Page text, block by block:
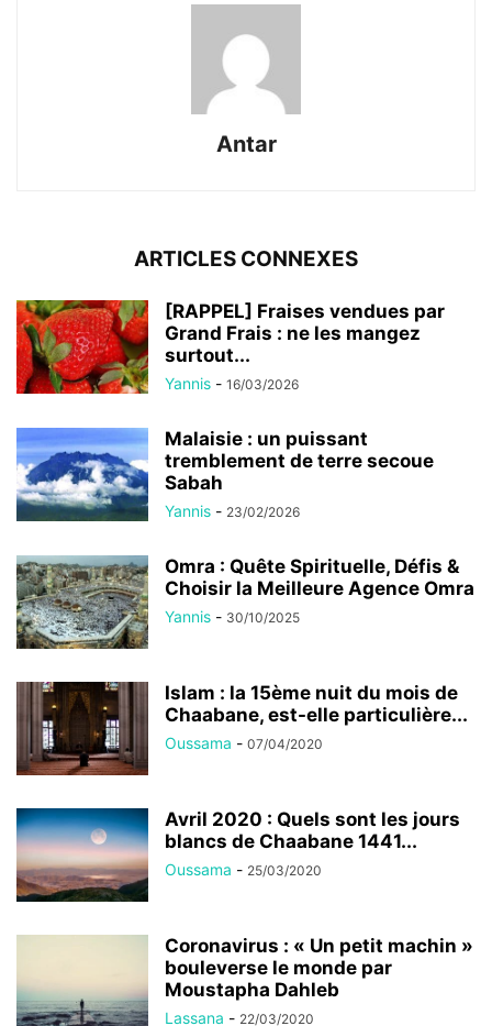
Antar
ARTICLES CONNEXES
[RAPPEL] Fraises vendues par
Grand Frais : ne les mangez
surtout...
Yannis - 16/03/2026
Malaisie : un puissant
tremblement de terre secoue
Sabah
Yannis - 23/02/2026
Omra : Quête Spirituelle, Défis &
Choisir la Meilleure Agence Omra
Yannis - 30/10/2025
Islam : la 15ème nuit du mois de
Chaabane, est-elle particulière...
Oussama - 07/04/2020
Avril 2020 : Quels sont les jours
blancs de Chaabane 1441...
Oussama - 25/03/2020
Coronavirus : « Un petit machin »
bouleverse le monde par
Moustapha Dahleb
Lassana - 22/03/2020